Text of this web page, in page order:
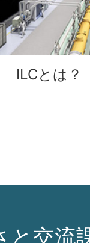
ILCとは？
と交流